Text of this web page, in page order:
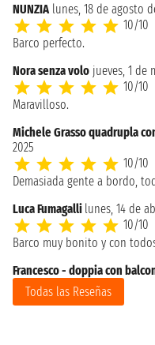
NUNZIA lunes, 18 de agosto
10/10
Barco perfecto.
Nora senza volo jueves, 1 de
10/10
Maravilloso.
Michele Grasso quadrupla
2025
10/10
Demasiada gente a bordo,
Luca Fumagalli lunes, 14 de
10/10
Barco muy bonito y con
Francesco - doppia con
Todas las Reseñas